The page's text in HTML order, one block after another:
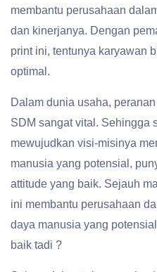
membantu perusahaan
dan kinerjanya. Dengan
print ini, tentunya karyawan
optimal.
Dalam dunia usaha,
SDM sangat vital. Sehingga
mewujudkan visi-misinya
manusia yang potensial,
attitude yang baik. Sejauh
ini membantu perusahaan
daya manusia yang
baik tadi ?